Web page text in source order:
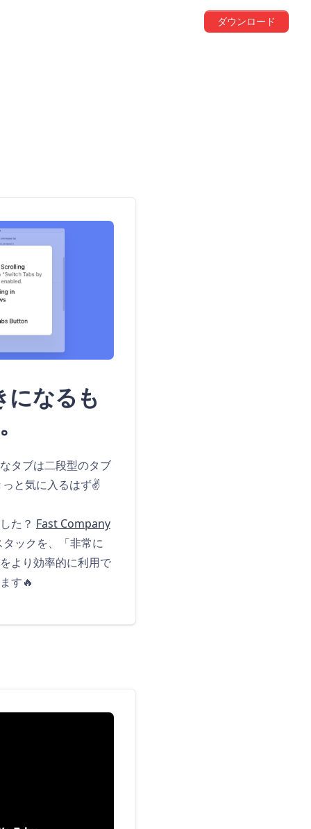
ダウンロード
なるも
タブは二段型のタブ
と気に入るはず✌️
た？ Fast Company
ックを、「非常に
より効率的に利用で
す🔥